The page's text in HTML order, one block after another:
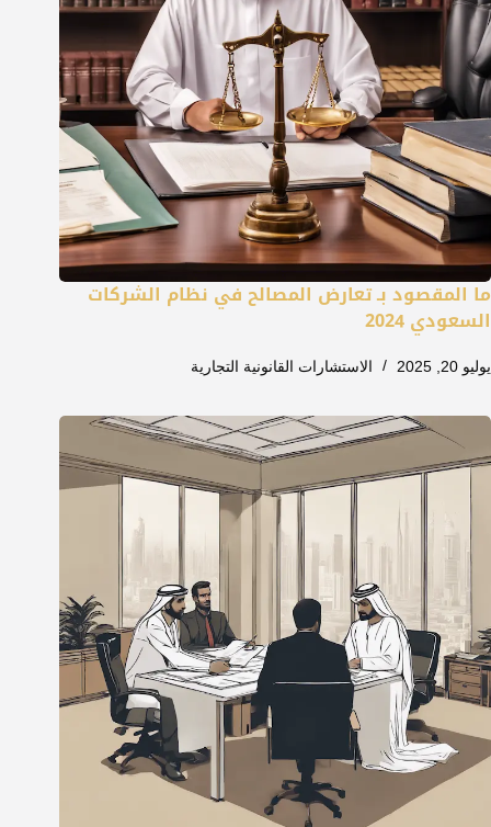
ما المقصود بـ تعارض المصالح في نظام الشركات
السعودي 2024
يوليو 20, 2025 الاستشارات القانونية التجارية